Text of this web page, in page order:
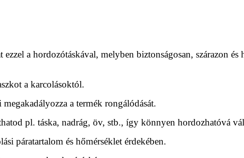
a hordozótáskával, melyben biztonságosan, szárazon
a karcolásoktól.
a termék rongálódását.
pl. táska, nadrág, öv, stb., így könnyen hordozhatóvá
páratartalom és hőmérséklet érdekében.